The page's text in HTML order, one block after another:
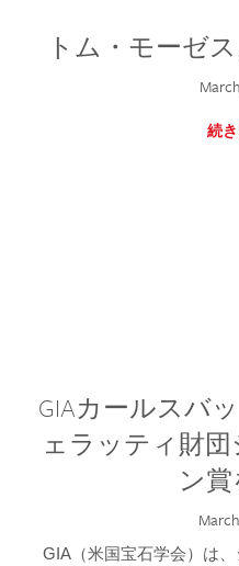
トム・モーゼ
続
GIAカールスバ
ェラッティ財
ン
GIA（米国宝石学会）は